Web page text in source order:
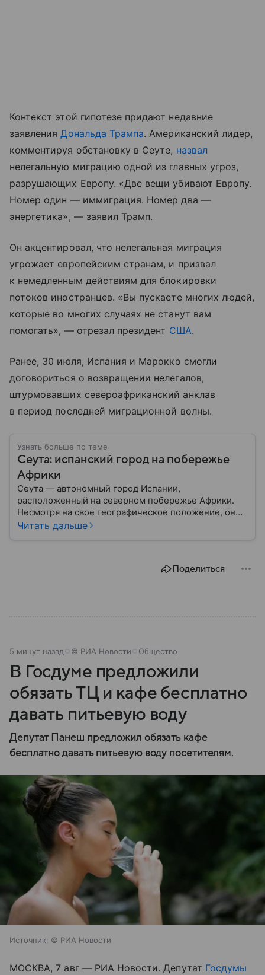
Контекст этой гипотезе придают недавние
заявленияДональда Трампа. Американский лидер,
комментируя обстановку в Сеуте, назвал
нелегальную миграцию одной из главных угроз,
разрушающих Европу. «Две вещи убивают Европу.
Номер один — иммиграция. Номер два —
энергетика», — заявил Трамп.
Он акцентировал, что нелегальная миграция
угрожает европейским странам, и призвал
к немедленным действиям для блокировки
потоков иностранцев. «Вы пускаете многих людей,
которые во многих случаях не станут вам
помогать», — отрезал президент США.
Ранее, 30 июля, Испания и Марокко смогли
договориться о возвращении нелегалов,
штурмовавших североафриканский анклав
в период последней миграционной волны.
Узнать больше по теме
Сеута: испанский город на побережье
Африки
Сеута — автономный город Испании,
расположенный на северном побережье Африки.
Несмотря на свое географическое положение, он
остается частью Испании и Европейского союза.
анклавов на африканском континенте: собрали о
Читать дальше
Поделиться
5 минут назад © РИА Новости Общество
В Госдуме предложили
обязать ТЦ и кафе бесплатно
давать питьевую воду
Депутат Панеш предложил обязать кафе
бесплатно давать питьевую воду посетителям.
Источник: © РИА Новости
МОСКВА, 7 авг — РИА Новости. Депутат Госдумы